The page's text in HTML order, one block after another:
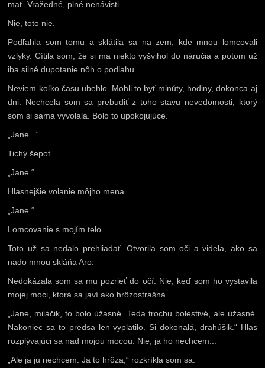
mať. Vražedné, plné nenávisti...
Nie, toto nie.
Podľahla som tomu a sklátila sa na zem, kde mnou lomcovali
vzlyky. Cítila som, že si ma niekto vyšvihol do náručia a potom už
iba silné dupotanie nôh o podlahu...
Neviem koľko času ubehlo. Mohli to byť minúty, hodiny, dokonca aj
dni. Nechcela som sa prebudiť z toho stavu nevedomosti, ktorý
som si sama vyvolala. Bolo to upokojujúce.
„Jane...“
Tichý šepot.
„Jane.“
Hlasnejšie volanie môjho mena.
„Jane.“
Lomcovanie s mojím telo...
Toto už sa nedalo prehliadať. Otvorila som oči a videla, ako sa
nado mnou skláňa Aro.
Nedokázala som sa mu pozrieť do očí. Nie, keď som ho vystavila
mojej moci, ktorá sa javí ako hrôzostrašná.
„Jane, miláčik, to bolo úžasné. Teda trochu bolestivé, ale úžasné.
Nakoniec sa to predsa len vyplatilo. Si dokonalá, drahúšik.“ Hlas
rozplývajúci sa nad mojou mocou. Nie, ja ho nechcem...
„Ale ja ju nechcem. Ja to hrôza,“ rozkríkla som sa.